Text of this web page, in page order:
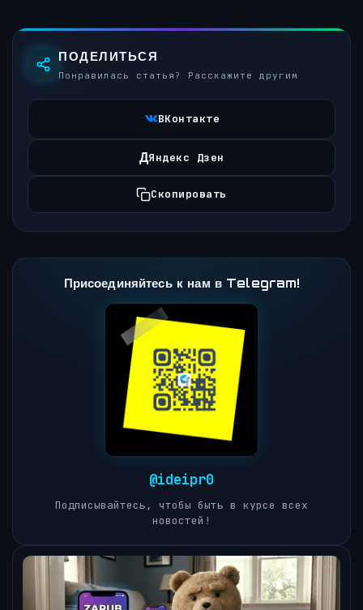
ПОДЕЛИТЬСЯ
Понравилась статья? Расскажите другим
ВКонтакте
ДЯндекс Дзен
Скопировать
Присоединяйтесь к нам в Telegram!
@ideipr0
Подписывайтесь, чтобы быть в курсе всех
новостей!